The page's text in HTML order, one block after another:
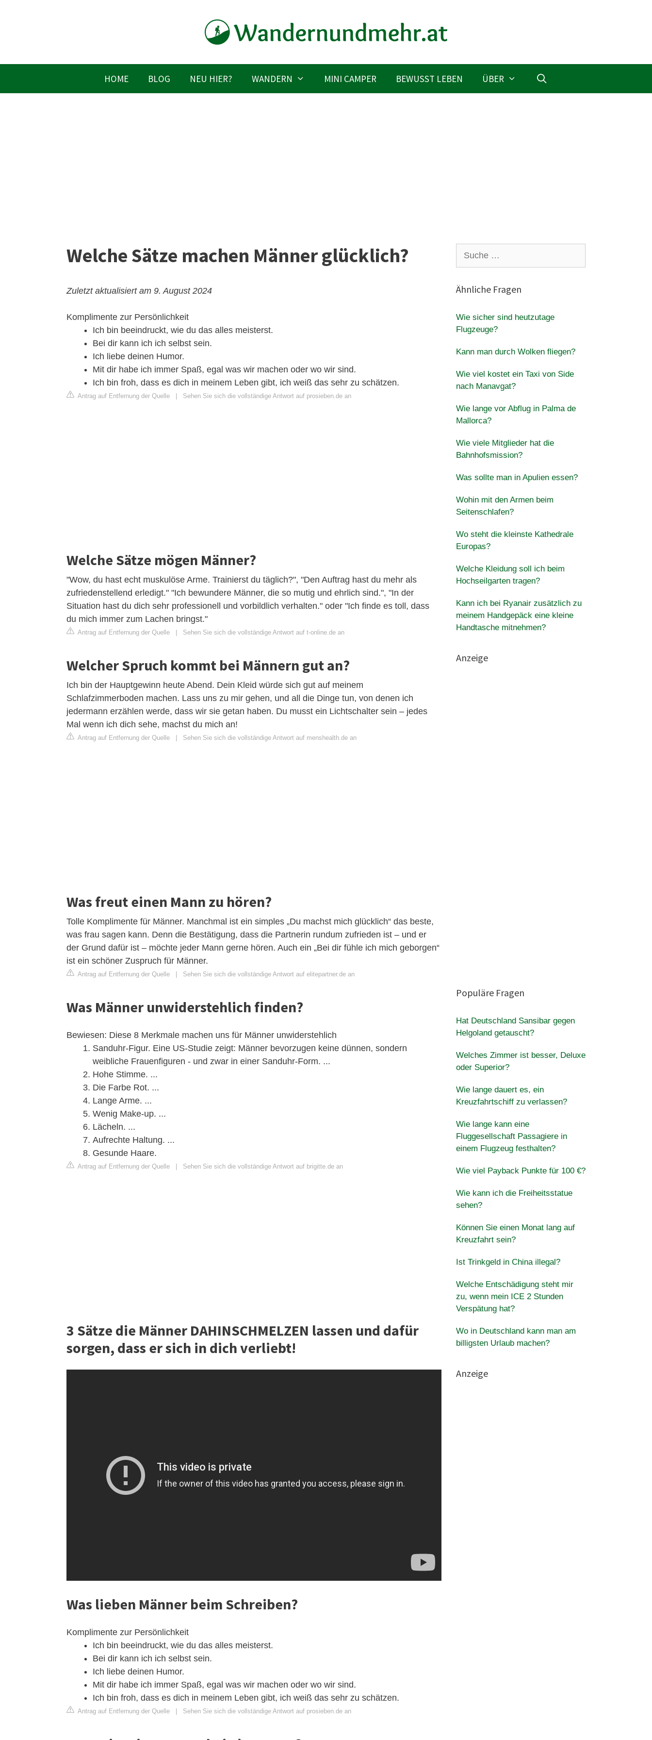
HOME BLOG NEU HIER? WANDERN MINI CAMPER BEWUSST LEBEN ÜBER
Welche Sätze machen Männer glücklich?
Zuletzt aktualisiert am 9. August 2024
Komplimente zur Persönlichkeit
Ich bin beeindruckt, wie du das alles meisterst.
Bei dir kann ich ich selbst sein.
Ich liebe deinen Humor.
Mit dir habe ich immer Spaß, egal was wir machen oder wo wir sind.
Ich bin froh, dass es dich in meinem Leben gibt, ich weiß das sehr zu schätzen.
Antrag auf Entfernung der Quelle Sehen Sie sich die vollständige Antwort auf prosieben.de an
Welche Sätze mögen Männer?
"Wow, du hast echt muskulöse Arme. Trainierst du täglich?", "Den Auftrag hast du mehr als
zufriedenstellend erledigt." "Ich bewundere Männer, die so mutig und ehrlich sind.", "In der
Situation hast du dich sehr professionell und vorbildlich verhalten." oder "Ich finde es toll, dass
du mich immer zum Lachen bringst."
Antrag auf Entfernung der Quelle Sehen Sie sich die vollständige Antwort auf t-online.de an
Welcher Spruch kommt bei Männern gut an?
Ich bin der Hauptgewinn heute Abend. Dein Kleid würde sich gut auf meinem
Schlafzimmerboden machen. Lass uns zu mir gehen, und all die Dinge tun, von denen ich
jedermann erzählen werde, dass wir sie getan haben. Du musst ein Lichtschalter sein – jedes
Mal wenn ich dich sehe, machst du mich an!
Antrag auf Entfernung der Quelle Sehen Sie sich die vollständige Antwort auf menshealth.de an
Was freut einen Mann zu hören?
Tolle Komplimente für Männer. Manchmal ist ein simples „Du machst mich glücklich“ das beste,
was frau sagen kann. Denn die Bestätigung, dass die Partnerin rundum zufrieden ist – und er
der Grund dafür ist – möchte jeder Mann gerne hören. Auch ein „Bei dir fühle ich mich geborgen“
ist ein schöner Zuspruch für Männer.
Antrag auf Entfernung der Quelle Sehen Sie sich die vollständige Antwort auf elitepartner.de an
Was Männer unwiderstehlich finden?
Bewiesen: Diese 8 Merkmale machen uns für Männer unwiderstehlich
Sanduhr-Figur. Eine US-Studie zeigt: Männer bevorzugen keine dünnen, sondern
weibliche Frauenfiguren - und zwar in einer Sanduhr-Form. ...
Hohe Stimme. ...
Die Farbe Rot. ...
Lange Arme. ...
Wenig Make-up. ...
Lächeln. ...
Aufrechte Haltung. ...
Gesunde Haare.
Antrag auf Entfernung der Quelle Sehen Sie sich die vollständige Antwort auf brigitte.de an
3 Sätze die Männer DAHINSCHMELZEN lassen und dafür
sorgen, dass er sich in dich verliebt!
Was lieben Männer beim Schreiben?
Komplimente zur Persönlichkeit
Ich bin beeindruckt, wie du das alles meisterst.
Bei dir kann ich ich selbst sein.
Ich liebe deinen Humor.
Mit dir habe ich immer Spaß, egal was wir machen oder wo wir sind.
Ich bin froh, dass es dich in meinem Leben gibt, ich weiß das sehr zu schätzen.
Antrag auf Entfernung der Quelle | Sehen Sie sich die vollständige Antwort auf prosieben.de an
nach:
Ähnliche Fragen
Wie sicher sind heutzutage
Flugzeuge?
Kann man durch Wolken fliegen?
Wie viel kostet ein Taxi von Side
nach Manavgat?
Wie lange vor Abflug in Palma de
Mallorca?
Wie viele Mitglieder hat die
Bahnhofsmission?
Was sollte man in Apulien essen?
Wohin mit den Armen beim
Seitenschlafen?
Wo steht die kleinste Kathedrale
Europas?
Welche Kleidung soll ich beim
Hochseilgarten tragen?
Kann ich bei Ryanair zusätzlich zu
meinem Handgepäck eine kleine
Handtasche mitnehmen?
Anzeige
Populäre Fragen
Hat Deutschland Sansibar gegen
Helgoland getauscht?
Welches Zimmer ist besser, Deluxe
oder Superior?
Wie lange dauert es, ein
Kreuzfahrtschiff zu verlassen?
Wie lange kann eine
Fluggesellschaft Passagiere in
einem Flugzeug festhalten?
Wie viel Payback Punkte für 100 €?
Wie kann ich die Freiheitsstatue
sehen?
Können Sie einen Monat lang auf
Kreuzfahrt sein?
Ist Trinkgeld in China illegal?
Welche Entschädigung steht mir
zu, wenn mein ICE 2 Stunden
Verspätung hat?
Wo in Deutschland kann man am
billigsten Urlaub machen?
Anzeige